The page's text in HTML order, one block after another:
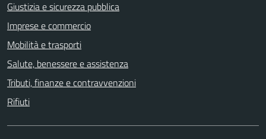
Giustizia e sicurezza pubblica
Imprese e commercio
Mobilità e trasporti
Salute, benessere e assistenza
Tributi, finanze e contravvenzioni
Rifiuti